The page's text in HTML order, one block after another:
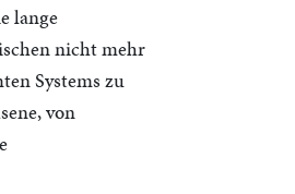
lange
nicht mehr
Systems zu
von